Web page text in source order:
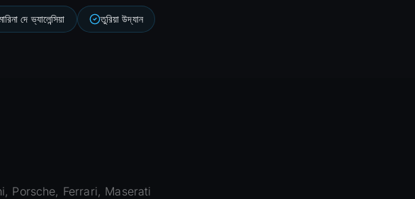
দে ভ্যালেন্সিয়া তুরিয়া উদ্যান
Porsche, Ferrari, Maserati